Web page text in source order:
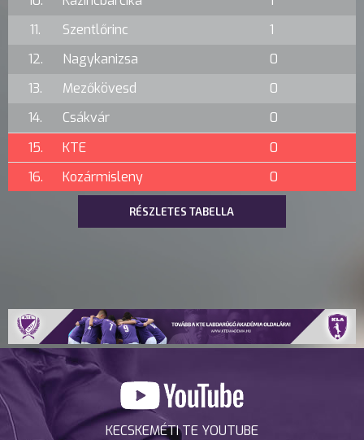
11.
Szentlőrinc
1
12.
Nagykanizsa
0
13.
Mezőkövesd
0
14.
Csákvár
0
15.
KTE
0
16.
Kozármisleny 0
RÉSZLETES TABELLA
KECSKEMÉTI TE YOUTUBE